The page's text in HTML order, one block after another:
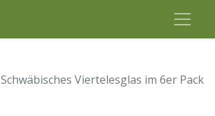
Schwäbisches Viertelesglas im 6er Pack